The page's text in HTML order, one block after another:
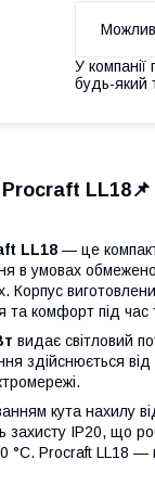
У компанії
будь-який
LL18
LL18 — це
в умовах
Корпус
комфорт під час
видає світловий
здійснюється
кута нахилу
захисту IP20, що
Procraft LL18 —